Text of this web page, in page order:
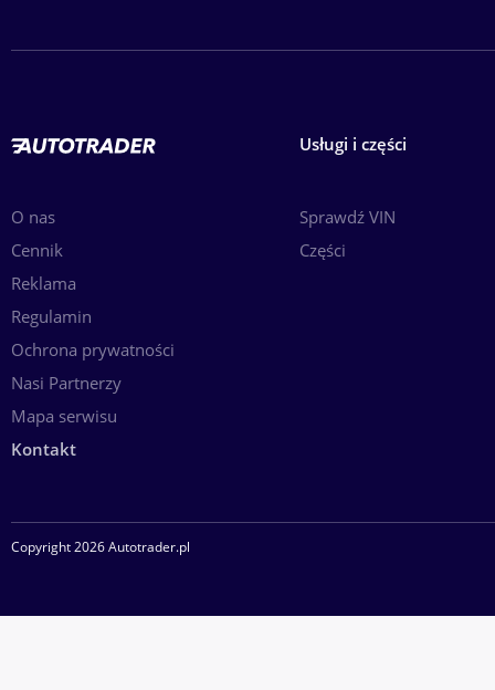
O nas
Cennik
Reklama
Regulamin
Ochrona prywatności
Nasi Partnerzy
Mapa serwisu
Kontakt
Usługi i części
Sprawdź VIN
Części
Copyright 2026 Autotrader.pl